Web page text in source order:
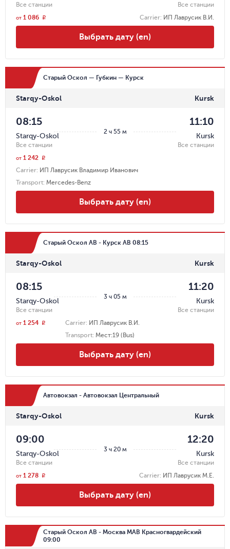
Все станции
Все станции
Carrier: ИП Лаврусик В.И.
от 1 086 r
Выбрать дату (en)
Старый Оскол — Губкин — Курск
Starqy-Oskol Kursk
2 ч 55 м
08:15
Starqy-Oskol
Все станции
11:10
Kursk
Все станции
Carrier: ИП Лаврусик Владимир Иванович
Transport: Mercedes-Benz
от 1 242 r
Выбрать дату (en)
Старый Оскол АВ - Курск АВ 08:15
Starqy-Oskol Kursk
3 ч 05 м
08:15
Starqy-Oskol
Все станции
11:20
Kursk
Все станции
Carrier: ИП Лаврусик В.И.
Transport: Мест:19 (Bus)
от 1 254 r
Выбрать дату (en)
Автовокзал - Автовокзал Центральный
Starqy-Oskol Kursk
3 ч 20 м
09:00
Starqy-Oskol
Все станции
12:20
Kursk
Все станции
Carrier: ИП Лаврусик М.Е.
от 1 278 r
Выбрать дату (en)
Старый Оскол АВ - Москва МАВ Красногвардейский
09:00